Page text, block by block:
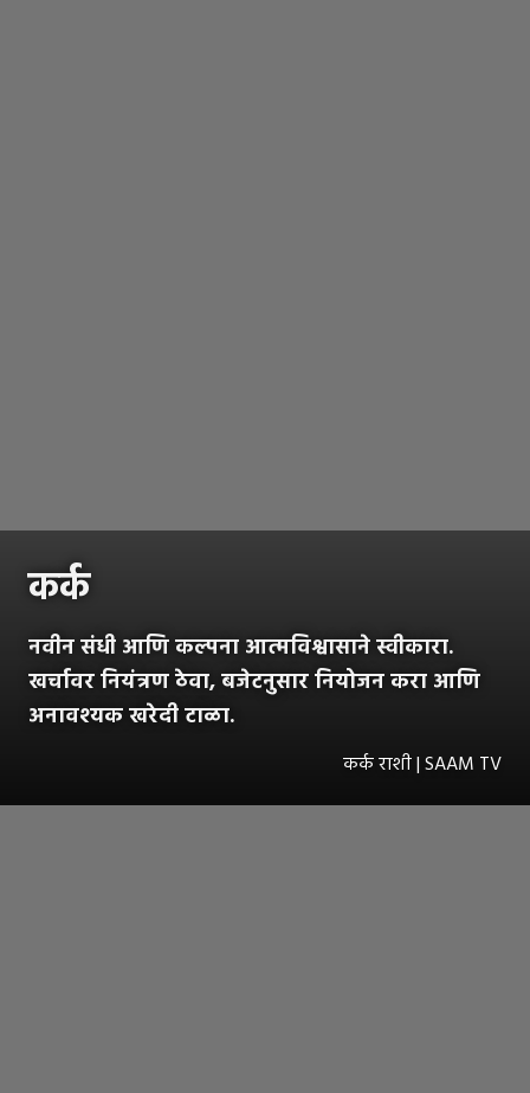
कर्क
नवीन संधी आणि कल्पना आत्मविश्वासाने स्वीकारा.
खर्चावर नियंत्रण ठेवा, बजेटनुसार नियोजन करा आणि
अनावश्यक खरेदी टाळा.
कर्क राशी | SAAM TV